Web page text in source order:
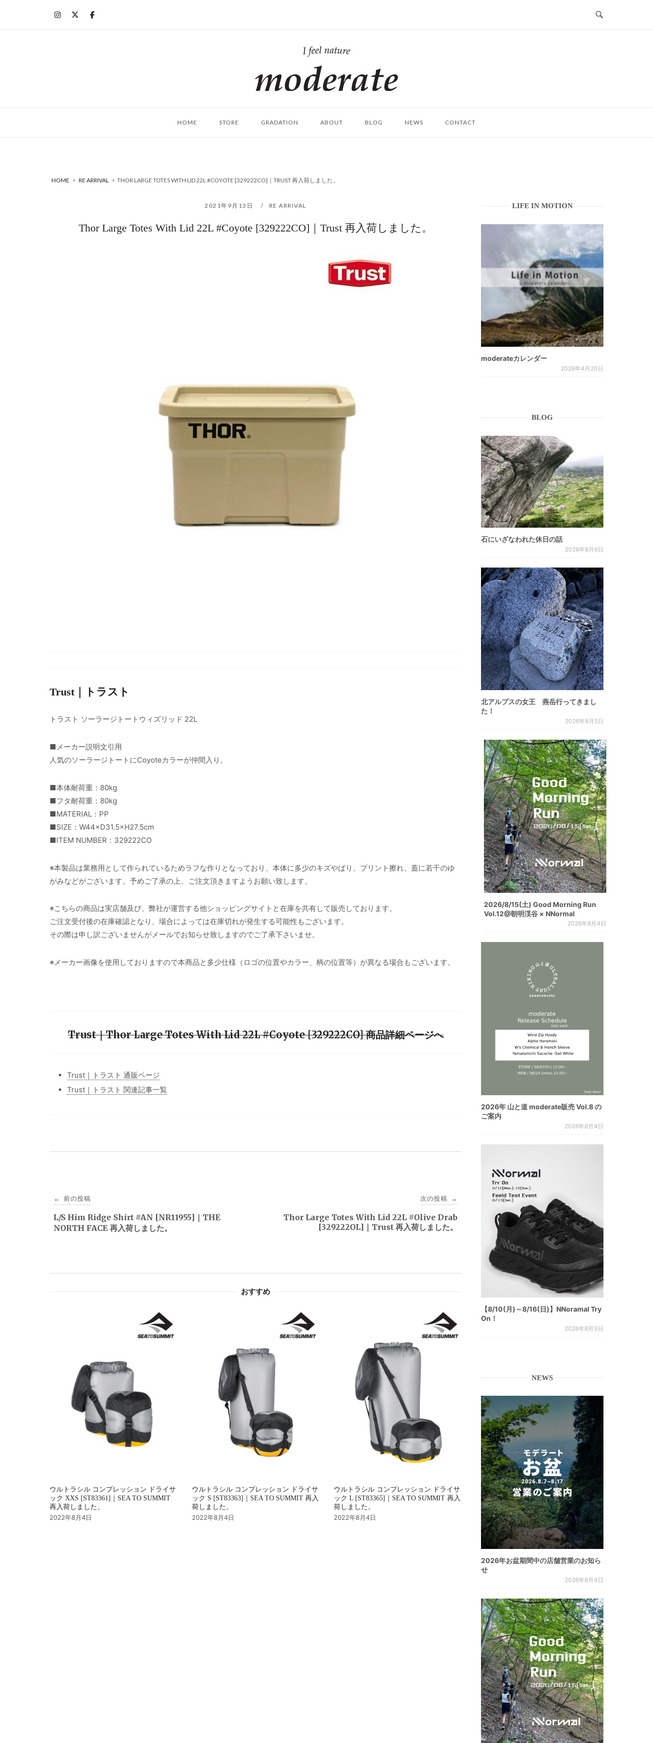
ム
HOME STORE GRADATION ABOUT BLOG NEWS CONTACT
HOME > RE ARRIVAL > THOR LARGE TOTES WITH LID 22L #COYOTE [329222CO]｜TRUST 再入荷しました。
2021年9月13日 RE ARRIVAL
Thor Large Totes With Lid 22L #Coyote [329222CO]｜Trust 再入荷しました。
Trust｜トラスト
トラスト ソーラージトートウィズリッド 22L
■メーカー説明文引用
人気のソーラージトートにCoyoteカラーが仲間入り。
■本体耐荷重：80kg
■フタ耐荷重：80kg
■MATERIAL：PP
■SIZE：W44×D31.5×H27.5cm
■ITEM NUMBER：329222CO
※本製品は業務用として作られているためラフな作りとなっており、本体に多少のキズやばり、プリント擦れ、蓋に若干のゆ
がみなどがございます。予めご了承の上、ご注文頂きますようお願い致します。
※こちらの商品は実店舗及び、弊社が運営する他ショッピングサイトと在庫を共有して販売しております。
ご注文受付後の在庫確認となり、場合によっては在庫切れが発生する可能性もございます。
その際は申し訳ございませんがメールでお知らせ致しますのでご了承下さいませ。
※メーカー画像を使用しておりますので本商品と多少仕様（ロゴの位置やカラー、柄の位置等）が異なる場合もございます。
Trust｜Thor Large Totes With Lid 22L #Coyote [329222CO] 商品詳細ページへ
Trust｜トラスト 通販ページ
Trust｜トラスト 関連記事一覧
稿
ナ
← 前の投稿
L/S Him Ridge Shirt #AN [NR11955]｜THE
NORTH FACE 再入荷しました。
次の投稿 →
Thor Large Totes With Lid 22L #Olive Drab
[329222OL]｜Trust 再入荷しました。
おすすめ
ウルトラシル コンプレッション ドライサ
ック XXS [ST83361]｜SEA TO SUMMIT
再入荷しました。
2022年8月4日
ウルトラシル コンプレッション ドライサ
ック S [ST83363]｜SEA TO SUMMIT 再入
荷しました。
2022年8月4日
ウルトラシル コンプレッション ドライサ
ック L [ST83365]｜SEA TO SUMMIT 再入
荷しました。
2022年8月4日
LIFE IN MOTION
moderateカレンダー
2026年4月20日
BLOG
石にいざなわれた休日の話
2026年8月6日
北アルプスの女王 燕岳行ってきまし
た！
2026年8月5日
2026/8/15(土) Good Morning Run
Vol.12@朝明渓谷 × NNormal
2026年8月4日
2026年 山と道 moderate販売 Vol.8 の
ご案内
2026年8月4日
【8/10(月)～8/16(日)】NNoramal Try
On！
2026年8月3日
NEWS
2026年お盆期間中の店舗営業のお知ら
せ
2026年8月4日